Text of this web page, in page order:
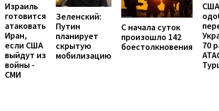
Израиль
готовится
атаковать
Иран,
если США
выйдут из
войны -
СМИ
Зеленский:
Путин
планирует
скрытую
мобилизацию
С начала суток
произошло 142
боестолкновения
США
70